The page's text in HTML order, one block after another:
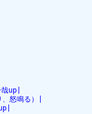
up|
怒鳴る）|